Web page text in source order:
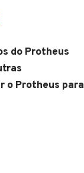
do Protheus
o Protheus para